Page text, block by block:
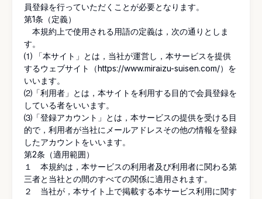
員登録を行っていただくことが必要となります。
第1条（定義）
本規約上で使用される用語の定義は，次の通りとしま
す。
⑴ 「本サイト」とは，当社が運営し，本サービスを提供
するウェブサイト（https://www.miraizu-suisen.com/）を
いいます。
⑵「利用者」とは，本サイトを利用する目的で会員登録を
している者をいいます。
⑶「登録アカウント」とは，本サービスの提供を受ける目
的で，利用者が当社にメールアドレスその他の情報を登録
したアカウントをいいます。
第2条（適用範囲）
１ 本規約は，本サービスの利用者及び利用者に関わる第
三者と当社との間のすべての関係に適用されます。
２ 当社が，本サイト上で掲載する本サービス利用に関す